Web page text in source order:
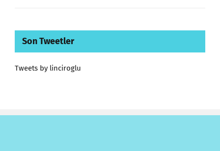
Son Tweetler
Tweets by linciroglu